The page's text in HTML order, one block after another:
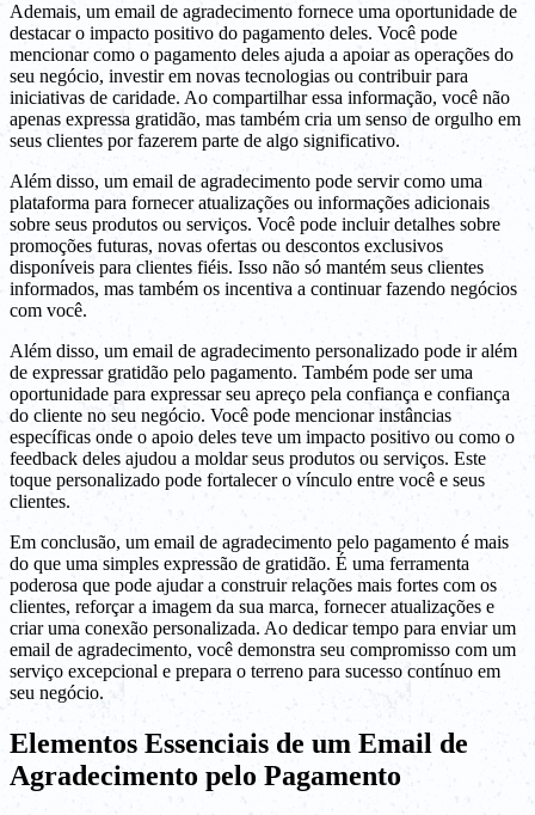
Ademais, um email de agradecimento fornece uma oportunidade de
destacar o impacto positivo do pagamento deles. Você pode
mencionar como o pagamento deles ajuda a apoiar as operações do
seu negócio, investir em novas tecnologias ou contribuir para
iniciativas de caridade. Ao compartilhar essa informação, você não
apenas expressa gratidão, mas também cria um senso de orgulho em
seus clientes por fazerem parte de algo significativo.
Além disso, um email de agradecimento pode servir como uma
plataforma para fornecer atualizações ou informações adicionais
sobre seus produtos ou serviços. Você pode incluir detalhes sobre
promoções futuras, novas ofertas ou descontos exclusivos
disponíveis para clientes fiéis. Isso não só mantém seus clientes
informados, mas também os incentiva a continuar fazendo negócios
com você.
Além disso, um email de agradecimento personalizado pode ir além
de expressar gratidão pelo pagamento. Também pode ser uma
oportunidade para expressar seu apreço pela confiança e confiança
do cliente no seu negócio. Você pode mencionar instâncias
específicas onde o apoio deles teve um impacto positivo ou como o
feedback deles ajudou a moldar seus produtos ou serviços. Este
toque personalizado pode fortalecer o vínculo entre você e seus
clientes.
Em conclusão, um email de agradecimento pelo pagamento é mais
do que uma simples expressão de gratidão. É uma ferramenta
poderosa que pode ajudar a construir relações mais fortes com os
clientes, reforçar a imagem da sua marca, fornecer atualizações e
criar uma conexão personalizada. Ao dedicar tempo para enviar um
email de agradecimento, você demonstra seu compromisso com um
serviço excepcional e prepara o terreno para sucesso contínuo em
seu negócio.
Elementos Essenciais de um Email de
Agradecimento pelo Pagamento